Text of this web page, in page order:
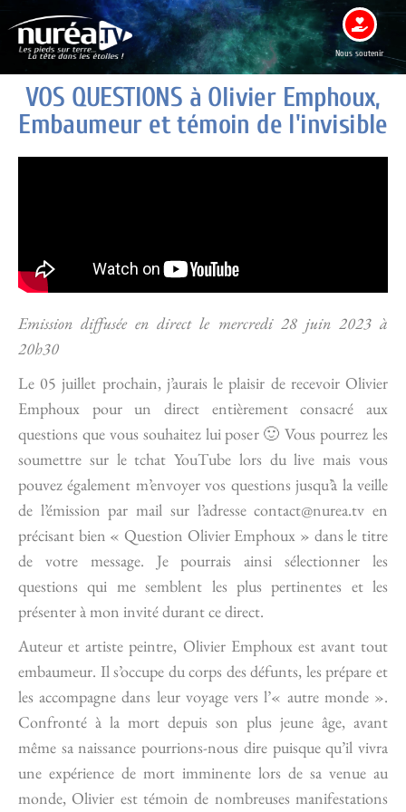
Nous soutenir
VOS QUESTIONS à Olivier Emphoux,
Embaumeur et témoin de l'invisible
Emission diffusée en direct le mercredi 28 juin 2023 à
20h30
Le 05 juillet prochain, j’aurais le plaisir de recevoir Olivier
Emphoux pour un direct entièrement consacré aux
questions que vous souhaitez lui poser 🙂 Vous pourrez les
soumettre sur le tchat YouTube lors du live mais vous
pouvez également m’envoyer vos questions jusqu’à la veille
de l’émission par mail sur l’adresse contact@nurea.tv en
précisant bien « Question Olivier Emphoux » dans le titre
de votre message. Je pourrais ainsi sélectionner les
questions qui me semblent les plus pertinentes et les
présenter à mon invité durant ce direct.
Auteur et artiste peintre, Olivier Emphoux est avant tout
embaumeur. Il s’occupe du corps des défunts, les prépare et
les accompagne dans leur voyage vers l’« autre monde ».
Confronté à la mort depuis son plus jeune âge, avant
même sa naissance pourrions-nous dire puisque qu’il vivra
une expérience de mort imminente lors de sa venue au
monde, Olivier est témoin de nombreuses manifestations